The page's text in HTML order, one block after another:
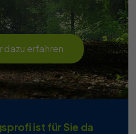
dazu erfahren
ist für Sie da